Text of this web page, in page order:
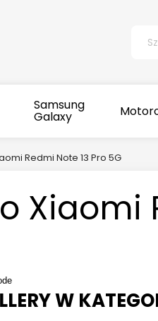
Samsung
Galaxy
Redmi Note 13 Pro 5G
Xiaomi
W